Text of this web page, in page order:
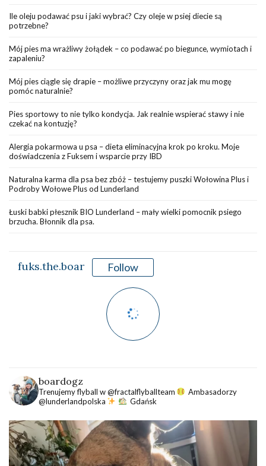
Ile oleju podawać psu i jaki wybrać? Czy oleje w psiej diecie są
potrzebne?
Mój pies ma wrażliwy żołądek – co podawać po biegunce, wymiotach i
zapaleniu?
Mój pies ciągle się drapie – możliwe przyczyny oraz jak mu mogę
pomóc naturalnie?
Pies sportowy to nie tylko kondycja. Jak realnie wspierać stawy i nie
czekać na kontuzję?
Alergia pokarmowa u psa – dieta eliminacyjna krok po kroku. Moje
doświadczenia z Fuksem i wsparcie przy IBD
Naturalna karma dla psa bez zbóż – testujemy puszki Wołowina Plus i
Podroby Wołowe Plus od Lunderland
Łuski babki płesznik BIO Lunderland – mały wielki pomocnik psiego
brzucha. Błonnik dla psa.
fuks.the.boar Follow
boardogz
Trenujemy flyball w @fractalflyballteam
Ambasadorzy
@lunderlandpolska
Gdańsk